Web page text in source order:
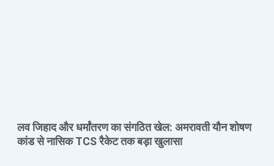
लव जिहाद और धर्मांतरण का संगठित खेल: अमरावती यौन शोषण
कांड से नासिक TCS रैकेट तक बड़ा खुलासा